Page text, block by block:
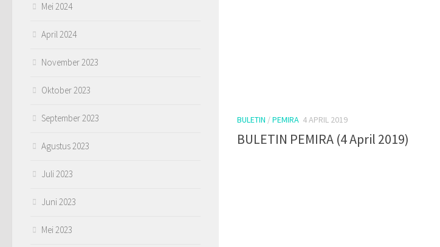
BULETIN /PEMIRA 4 APRIL 2019
BULETIN PEMIRA (4 April 2019)
Mei 2024
April 2024
November 2023
Oktober 2023
September 2023
Agustus 2023
Juli 2023
Juni 2023
Mei 2023